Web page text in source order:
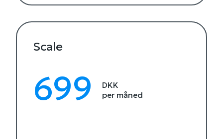
Scale
699
DKK
per måned